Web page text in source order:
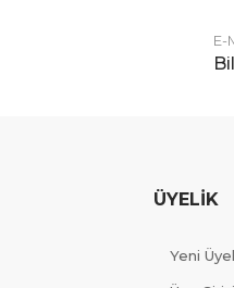
E-
ÜYELİK
Yeni